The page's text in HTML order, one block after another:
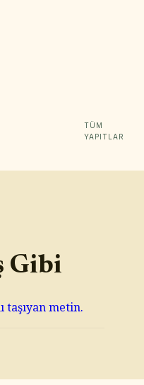
TÜM
YAPITLAR
Gibi
taşıyan metin.